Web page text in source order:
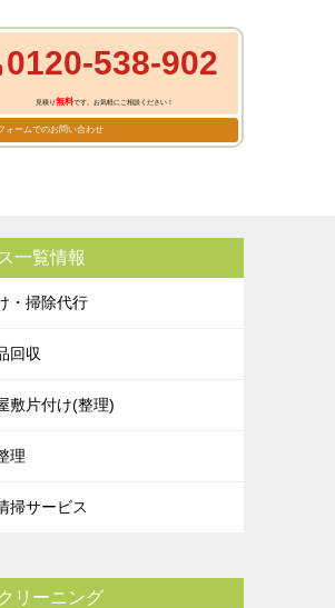
0120-538-902
見積り無料です。お気軽にご相談ください！
ォームでのお問い合わせ
一覧情報
・掃除代行
回収
敷片付け(整理)
理
掃サービス
リーニング